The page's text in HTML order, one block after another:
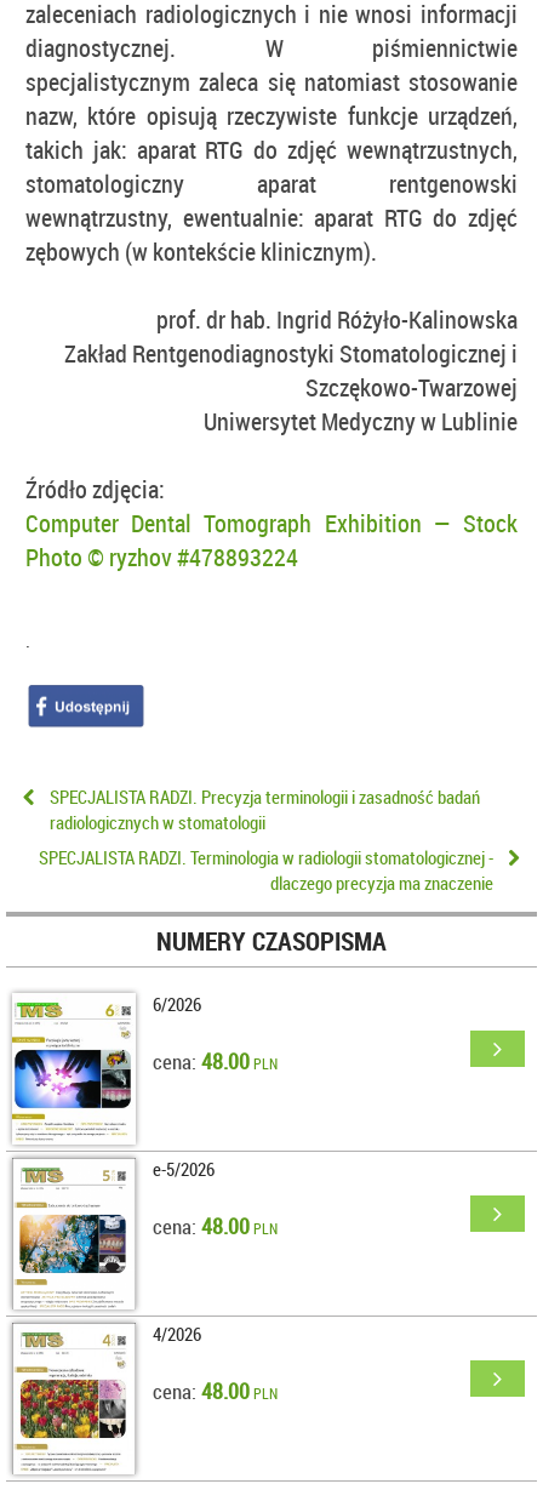
zaleceniach radiologicznych i nie wnosi informacji
diagnostycznej. W piśmiennictwie
specjalistycznym zaleca się natomiast stosowanie
nazw, które opisują rzeczywiste funkcje urządzeń,
takich jak: aparat RTG do zdjęć wewnątrzustnych,
stomatologiczny aparat rentgenowski
wewnątrzustny, ewentualnie: aparat RTG do zdjęć
zębowych (w kontekście klinicznym).
prof. dr hab. Ingrid Różyło-Kalinowska
Zakład Rentgenodiagnostyki Stomatologicznej i
Szczękowo-Twarzowej
Uniwersytet Medyczny w Lublinie
Źródło zdjęcia:
Computer Dental Tomograph Exhibition — Stock
Photo © ryzhov #478893224
.
SPECJALISTA RADZI. Precyzja terminologii i zasadność badań
radiologicznych w stomatologii
SPECJALISTA RADZI. Terminologia w radiologii stomatologicznej -
dlaczego precyzja ma znaczenie
NUMERY CZASOPISMA
6/2026
cena: 48.00PLN
e-5/2026
cena: 48.00PLN
4/2026
cena: 48.00PLN